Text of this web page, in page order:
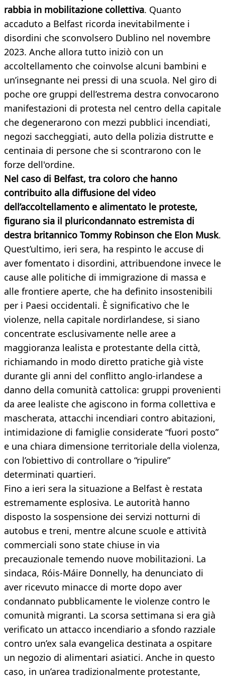
rabbia in mobilitazione collettiva. Quanto
accaduto a Belfast ricorda inevitabilmente i
disordini che sconvolsero Dublino nel novembre
2023. Anche allora tutto iniziò con un
accoltellamento che coinvolse alcuni bambini e
un’insegnante nei pressi di una scuola. Nel giro di
poche ore gruppi dell’estrema destra convocarono
manifestazioni di protesta nel centro della capitale
che degenerarono con mezzi pubblici incendiati,
negozi saccheggiati, auto della polizia distrutte e
centinaia di persone che si scontrarono con le
forze dell'ordine.
Nel caso di Belfast, tra coloro che hanno
contribuito alla diffusione del video
dell’accoltellamento e alimentato le proteste,
figurano sia il pluricondannato estremista di
destra britannico Tommy Robinson che Elon Musk.
Quest’ultimo, ieri sera, ha respinto le accuse di
aver fomentato i disordini, attribuendone invece le
cause alle politiche di immigrazione di massa e
alle frontiere aperte, che ha definito insostenibili
per i Paesi occidentali. È significativo che le
violenze, nella capitale nordirlandese, si siano
concentrate esclusivamente nelle aree a
maggioranza lealista e protestante della città,
richiamando in modo diretto pratiche già viste
durante gli anni del conflitto anglo-irlandese a
danno della comunità cattolica: gruppi provenienti
da aree lealiste che agiscono in forma collettiva e
mascherata, attacchi incendiari contro abitazioni,
intimidazione di famiglie considerate “fuori posto”
e una chiara dimensione territoriale della violenza,
con l’obiettivo di controllare o “ripulire”
determinati quartieri.
Fino a ieri sera la situazione a Belfast è restata
estremamente esplosiva. Le autorità hanno
disposto la sospensione dei servizi notturni di
autobus e treni, mentre alcune scuole e attività
commerciali sono state chiuse in via
precauzionale temendo nuove mobilitazioni. La
sindaca, Róis-Máire Donnelly, ha denunciato di
aver ricevuto minacce di morte dopo aver
condannato pubblicamente le violenze contro le
comunità migranti. La scorsa settimana si era già
verificato un attacco incendiario a sfondo razziale
contro un’ex sala evangelica destinata a ospitare
un negozio di alimentari asiatici. Anche in questo
caso, in un’area tradizionalmente protestante,